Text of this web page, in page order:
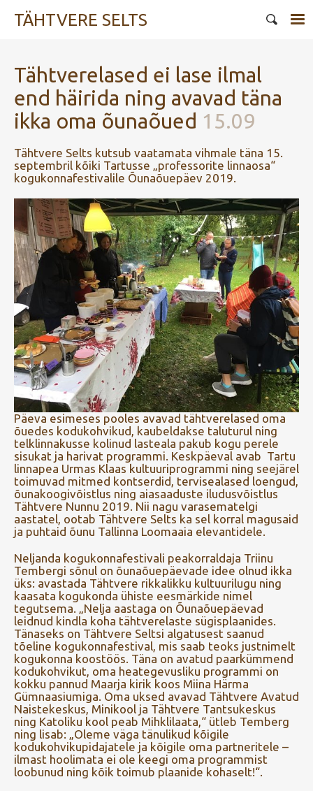
TÄHTVERE SELTS
Tähtverelased ei lase ilmal
end häirida ning avavad täna
ikka oma õunaõued 15.09
Tähtvere Selts kutsub vaatamata vihmale täna 15.
septembril kõiki Tartusse „professorite linnaosa“
kogukonnafestivalile Õunaõuepäev 2019.
Päeva esimeses pooles avavad tähtverelased oma
õuedes kodukohvikud, kaubeldakse taluturul ning
telklinnakusse kolinud lasteala pakub kogu perele
sisukat ja harivat programmi. Keskpäeval avab Tartu
linnapea Urmas Klaas kultuuriprogrammi ning seejärel
toimuvad mitmed kontserdid, tervisealased loengud,
õunakoogivõistlus ning aiasaaduste iludusvõistlus
Tähtvere Nunnu 2019. Nii nagu varasematelgi
aastatel, ootab Tähtvere Selts ka sel korral magusaid
ja puhtaid õunu Tallinna Loomaaia elevantidele.
Neljanda kogukonnafestivali peakorraldaja Triinu
Tembergi sõnul on õunaõuepäevade idee olnud ikka
üks: avastada Tähtvere rikkalikku kultuurilugu ning
kaasata kogukonda ühiste eesmärkide nimel
tegutsema. „Nelja aastaga on Õunaõuepäevad
leidnud kindla koha tähtverelaste sügisplaanides.
Tänaseks on Tähtvere Seltsi algatusest saanud
tõeline kogukonnafestival, mis saab teoks justnimelt
kogukonna koostöös. Täna on avatud paarkümmend
kodukohvikut, oma heategevusliku programmi on
kokku pannud Maarja kirik koos Miina Härma
Gümnaasiumiga. Oma uksed avavad Tähtvere Avatud
Naistekeskus, Minikool ja Tähtvere Tantsukeskus
ning Katoliku kool peab Mihklilaata,“ ütleb Temberg
ning lisab: „Oleme väga tänulikud kõigile
kodukohvikupidajatele ja kõigile oma partneritele –
ilmast hoolimata ei ole keegi oma programmist
loobunud ning kõik toimub plaanide kohaselt!“.